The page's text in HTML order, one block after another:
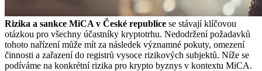
Rizika a sankce MiCA v České republice se stávají klíčovou
otázkou pro všechny účastníky kryptotrhu. Nedodržení požadavků
tohoto nařízení může mít za následek významné pokuty, omezení
činnosti a zařazení do registrů vysoce rizikových subjektů. Níže se
podíváme na konkrétní rizika pro krypto byznys v kontextu MiCA.